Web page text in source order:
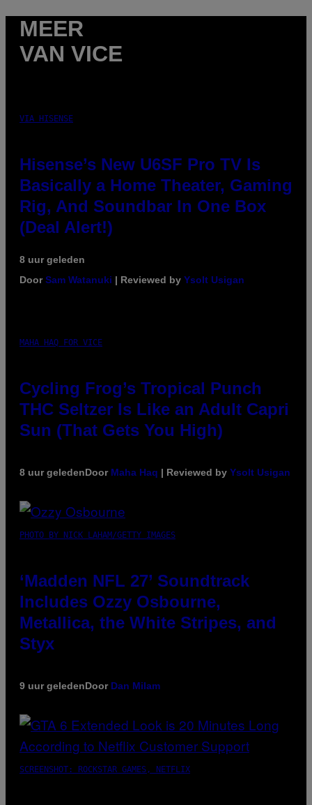
MEER
VAN VICE
VIA HISENSE
Hisense’s New U6SF Pro TV Is
Basically a Home Theater, Gaming
Rig, And Soundbar In One Box
(Deal Alert!)
8 uur geleden
DoorSam Watanuki | Reviewed by Ysolt Usigan
MAHA HAQ FOR VICE
Cycling Frog’s Tropical Punch
THC Seltzer Is Like an Adult Capri
Sun (That Gets You High)
8 uur geledenDoor Maha Haq | Reviewed by Ysolt Usigan
PHOTO BY NICK LAHAM/GETTY IMAGES
‘Madden NFL 27’ Soundtrack
Includes Ozzy Osbourne,
Metallica, the White Stripes, and
Styx
9 uur geledenDoor Dan Milam
SCREENSHOT: ROCKSTAR GAMES, NETFLIX